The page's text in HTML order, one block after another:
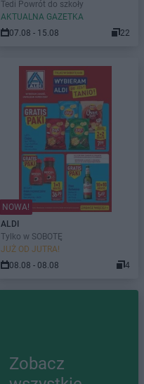
Tedi Powrót do szkoły
AKTUALNA GAZETKA
07.08 - 15.08
22
NOWA!
ALDI
Tylko w SOBOTĘ
JUŻ OD JUTRA!
08.08 - 08.08
4
Zobacz